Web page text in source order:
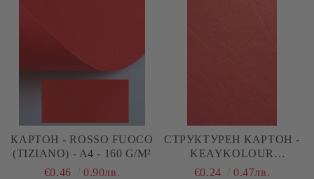
КАРТОН - ROSSO FUOCO
(TIZIANO) - A4 - 160 G/M²
€0.46
0.90лв.
СТРУКТУРЕН КАРТОН -
KEAYKOLOUR
GUARDSMAN RED -
€0.24 0.47лв.